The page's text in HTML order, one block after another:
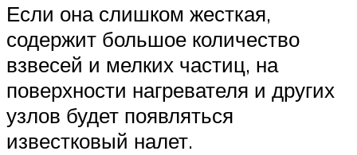
Если она слишком жесткая,
содержит большое количество
взвесей и мелких частиц, на
поверхности нагревателя и других
узлов будет появляться
известковый налет.